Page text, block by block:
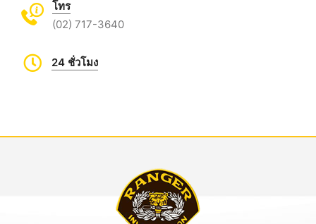
โทร
(02) 717-3640
24 ชั่วโมง